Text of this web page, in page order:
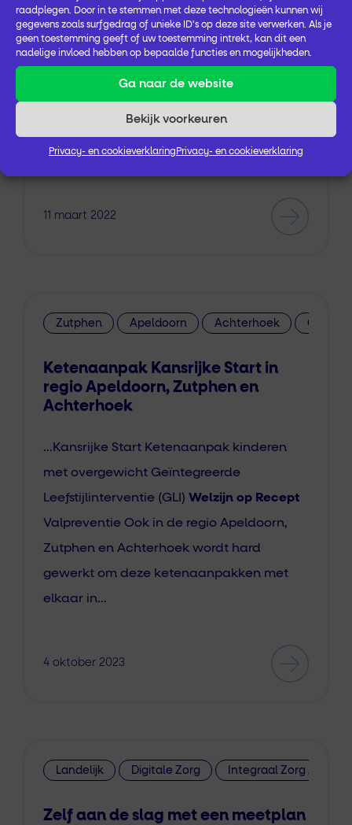
raadplegen. Door in te stemmen met deze technologieën kunnen wij
gegevens zoals surfgedrag of unieke ID's op deze site verwerken. Als je
geen toestemming geeft of uw toestemming intrekt, kan dit een
nadelige invloed hebben op bepaalde functies en mogelijkheden.
Ga naar de website
Bekijk voorkeuren
Privacy- en cookieverklaring Privacy- en cookieverklaring
Geluk en Mieke Sol
…andere behoeften.’ Beide senioren doen
praten meeopbeleidsniveau over woon-,
s- en zorgvraagstukken. Dit doen zij
o.a. in de Alliantie Drentse Zorg…
11 maart 2022
Zutphen Apeldoorn Achterhoek
Ketenaanpak Kansrijke Start in
regio Apeldoorn, Zutphen en
Achterhoek
…Kansrijke Start Ketenaanpak kinderen
met overgewicht Geïntegreerde
Leefstijlinterventie (GLI) Welzijn op Recept
Valpreventie Ook in de regio Apeldoorn,
Zutphen en Achterhoek wordt hard
gewerkt om deze ketenaanpakken met
elkaar in…
4 oktober 2023
Landelijk Digitale Zorg Integraal Zorg
Zelf aan de slag met een meetplan